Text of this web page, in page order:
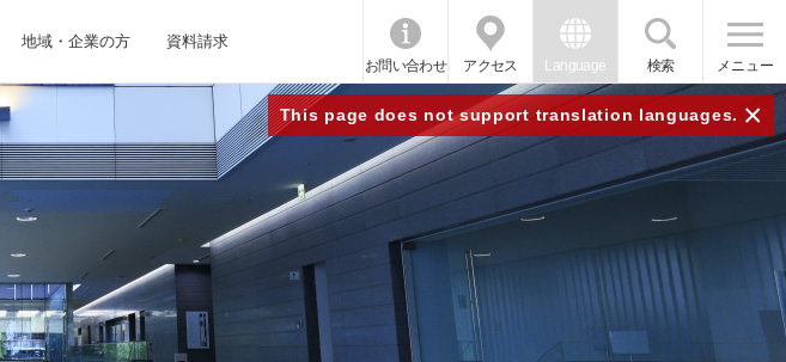
地域・企業の方 資料請求
お問い合わせ アクセス Language 検索 メニュー
This page does not support translation languages. ×